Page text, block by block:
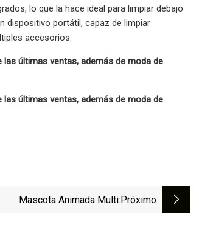
lo que la hace ideal para limpiar debajo
dispositivo portátil, capaz de limpiar
accesorios.
las últimas ventas, además de moda de
las últimas ventas, además de moda de
Mascota Animada Multi:próximo